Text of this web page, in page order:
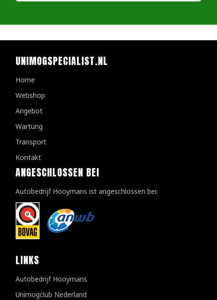
UNIMOGSPECIALIST.NL
Home
Webshop
Angebot
Wartung
Transport
Kontakt
ANGESCHLOSSEN BEI
Autobedrijf Hooymans ist angeschlossen bei:
LINKS
Autobedrijf Hooymans
Unimogclub Nederland